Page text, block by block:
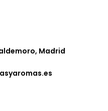
Madrid